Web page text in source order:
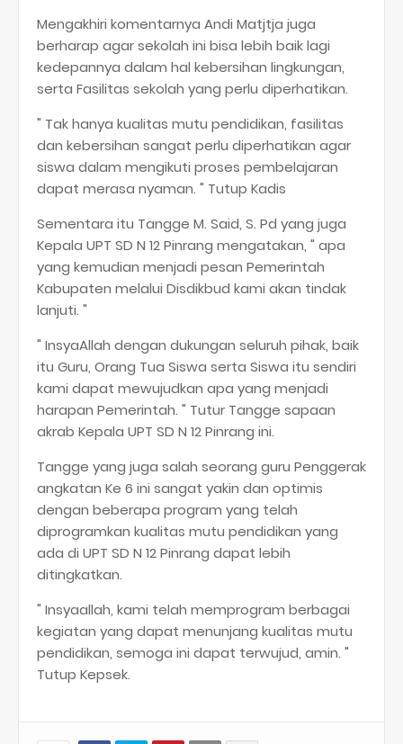
Mengakhiri komentarnya Andi Matjtja juga
berharap agar sekolah ini bisa lebih baik lagi
kedepannya dalam hal kebersihan lingkungan,
serta Fasilitas sekolah yang perlu diperhatikan.
" Tak hanya kualitas mutu pendidikan, fasilitas
dan kebersihan sangat perlu diperhatikan agar
siswa dalam mengikuti proses pembelajaran
dapat merasa nyaman. " Tutup Kadis
Sementara itu Tangge M. Said, S. Pd yang juga
Kepala UPT SD N 12 Pinrang mengatakan, " apa
yang kemudian menjadi pesan Pemerintah
Kabupaten melalui Disdikbud kami akan tindak
lanjuti. "
" InsyaAllah dengan dukungan seluruh pihak, baik
itu Guru, Orang Tua Siswa serta Siswa itu sendiri
kami dapat mewujudkan apa yang menjadi
harapan Pemerintah. " Tutur Tangge sapaan
akrab Kepala UPT SD N 12 Pinrang ini.
Tangge yang juga salah seorang guru Penggerak
angkatan Ke 6 ini sangat yakin dan optimis
dengan beberapa program yang telah
diprogramkan kualitas mutu pendidikan yang
ada di UPT SD N 12 Pinrang dapat lebih
ditingkatkan.
" Insyaallah, kami telah memprogram berbagai
kegiatan yang dapat menunjang kualitas mutu
pendidikan, semoga ini dapat terwujud, amin. "
Tutup Kepsek.